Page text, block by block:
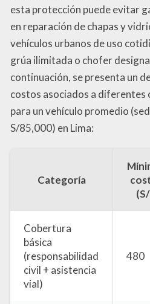
esta protección puede evitar
en reparación de chapas y
vehículos urbanos de uso
grúa ilimitada o chofer
continuación, se presenta un
costos asociados a
para un vehículo promedio
S/85,000) en Lima:
Categoría
Cobertura
básica
(responsabilidad
civil + asistencia
vial)
480